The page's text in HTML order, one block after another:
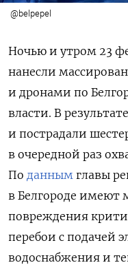
@belpepel
Ночью и утром 23
нанесли
и дронами по
власти. В
и пострадали
в очередной раз
По данным главы
в Белгороде имеют
повреждения
перебои с подачей
водоснабжения и